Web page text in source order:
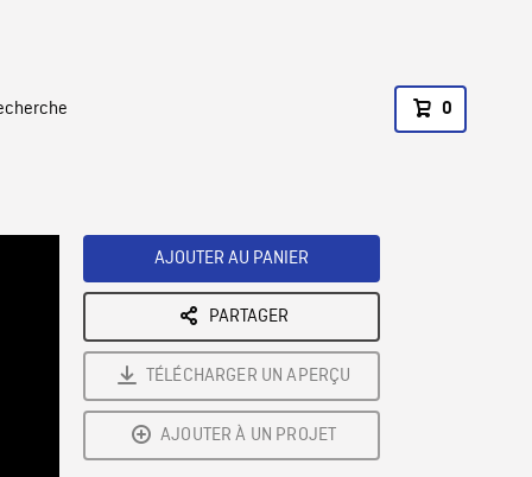
0
AJOUTER AU PANIER
PARTAGER
TÉLÉCHARGER UN APERÇU
AJOUTER À UN PROJET